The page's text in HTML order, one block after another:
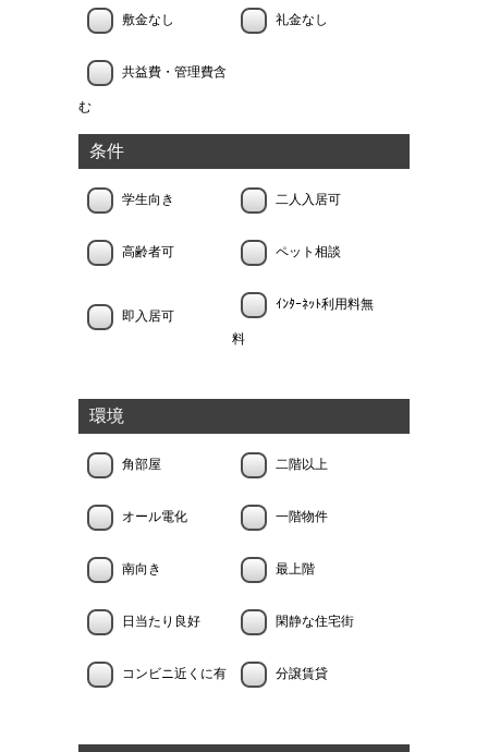
敷金なし 礼金なし
共益費・管理費含
む
条件
学生向き 二人入居可
高齢者可 ペット相談
即入居可
ｲﾝﾀｰﾈｯﾄ利用料無
料
環境
角部屋 二階以上
オール電化 一階物件
南向き 最上階
日当たり良好 閑静な住宅街
コンビニ近くに有 分譲賃貸